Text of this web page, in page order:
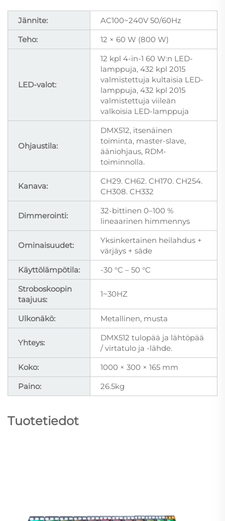
Jännite:
AC100~240V 50/60Hz
Teho:
12 × 60 W (800 W)
LED-valot:
12 kpl 4-in-1 60 W:n LED-
lamppuja, 432 kpl 2015
valmistettuja kultaisia LED-
lamppuja, 432 kpl 2015
valmistettuja viileän
valkoisia LED-lamppuja
Ohjaustila:
DMX512, itsenäinen
toiminta, master-slave,
ääniohjaus, RDM-
toiminnolla.
Kanava:
CH29. CH62. CH170. CH254.
CH308. CH332
Dimmerointi:
32-bittinen 0–100 %
lineaarinen himmennys
Ominaisuudet:
Yksinkertainen heilahdus +
värjäys + säde
Käyttölämpötila:
-30 °C – 50 °C
Stroboskoopin
taajuus:
1~30HZ
Ulkonäkö: Metallinen, musta
Yhteys:
DMX512 tulopää ja lähtöpää
/ virtatulo ja -lähde.
Koko:
1000 × 300 × 165 mm
Paino:
26.5kg
Tuotetiedot